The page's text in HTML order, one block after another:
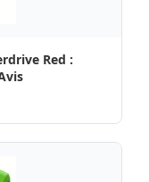
Red :